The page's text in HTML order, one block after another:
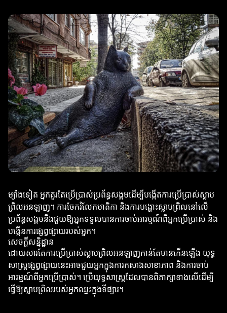
ម្យ៉ាងទៀត អ្នកគួរតែប្រើប្រាស់ប្រព័ន្ធសង្គមដើម្បីបង្កើតការប្រើប្រាស់ស្លាប
ព្រិលអនឡាញ។ ការចែករំលែកមាតិកា និងការបង្ហោះស្លាបព្រិលនៅលើ
ប្រព័ន្ធសង្គមនឹងជួយឱ្យអ្នកទទួលបានការចាប់អារម្មណ៍ពីអ្នកប្រើប្រាស់ និង
បង្កើនការផ្សព្វផ្សាយរបស់អ្នក។
សេចក្តីសន្និដ្ឋាន
ដោយសារតែការប្រើប្រាស់ស្លាបព្រិលអនឡាញកាន់តែមានកើនឡើង យុទ្ធ
សាស្ត្រផ្សព្វផ្សាយនេះអាចជួយអ្នកក្នុងការកសាងសាខាភាព និងការចាប់
អារម្មណ៍ពីអ្នកប្រើប្រាស់។ ប្រើយុទ្ធសាស្ត្រដែលបានពិភាក្សាខាងលើដើម្បី
ធ្វើឱ្យស្លាបព្រិលរបស់អ្នកឈ្នះក្នុងទីផ្សារ។